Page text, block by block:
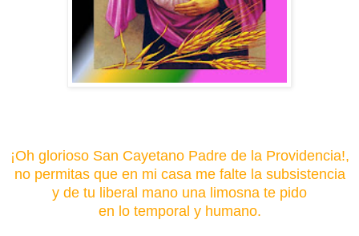
¡Oh glorioso San Cayetano Padre de la Providencia!,
no permitas que en mi casa me falte la subsistencia
y de tu liberal mano una limosna te pido
en lo temporal y humano.